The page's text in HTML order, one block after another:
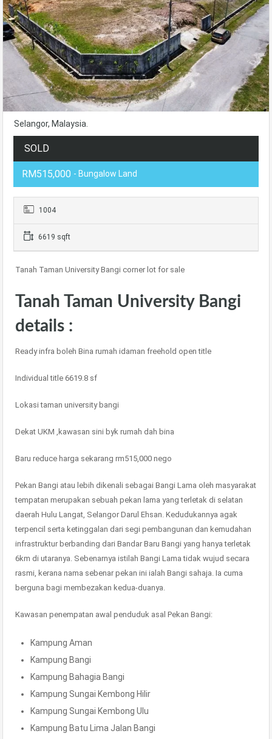
Selangor, Malaysia.
SOLD
RM515,000 - Bungalow Land
1004
6619 sqft
Tanah Taman University Bangi corner lot for sale
Tanah Taman University Bangi
details :
Ready infra boleh Bina rumah idaman freehold open title
Individual title 6619.8 sf
Lokasi taman university bangi
Dekat UKM ,kawasan sini byk rumah dah bina
Baru reduce harga sekarang rm515,000 nego
Pekan Bangi atau lebih dikenali sebagai Bangi Lama oleh masyarakat
tempatan merupakan sebuah pekan lama yang terletak di selatan
daerah Hulu Langat, Selangor Darul Ehsan. Kedudukannya agak
terpencil serta ketinggalan dari segi pembangunan dan kemudahan
infrastruktur berbanding dari Bandar Baru Bangi yang hanya terletak
6km di utaranya. Sebenarnya istilah Bangi Lama tidak wujud secara
rasmi, kerana nama sebenar pekan ini ialah Bangi sahaja. Ia cuma
berguna bagi membezakan kedua-duanya.
Kawasan penempatan awal penduduk asal Pekan Bangi:
Kampung Aman
Kampung Bangi
Kampung Bahagia Bangi
Kampung Sungai Kembong Hilir
Kampung Sungai Kembong Ulu
Kampung Batu Lima Jalan Bangi